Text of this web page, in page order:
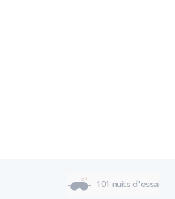
101 nuits d'essai